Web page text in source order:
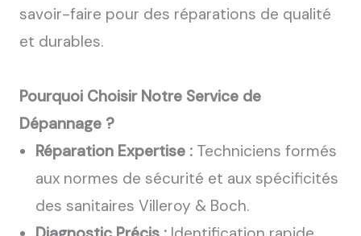
savoir-faire pour des réparations de qualité
et durables.
Pourquoi Choisir Notre Service de
Dépannage ?
Réparation Expertise : Techniciens formés
aux normes de sécurité et aux spécificités
des sanitaires Villeroy & Boch.